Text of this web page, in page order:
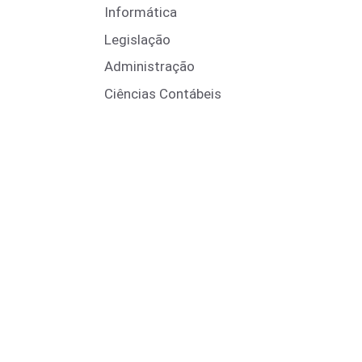
Informática
Legislação
Administração
Ciências Contábeis